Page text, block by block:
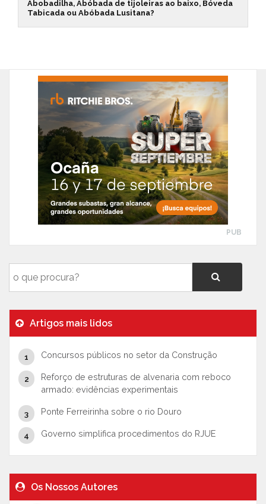
Abobadilha, Abóbada de tijoleiras ao baixo, Bóveda
Tabicada ou Abóbada Lusitana?
PUB
Artigos mais lidos
Concursos públicos no setor da Construção
Reforço de estruturas de alvenaria com reboco
armado: evidências experimentais
Ponte Ferreirinha sobre o rio Douro
Governo simplifica procedimentos do RJUE
Os Nossos Autores